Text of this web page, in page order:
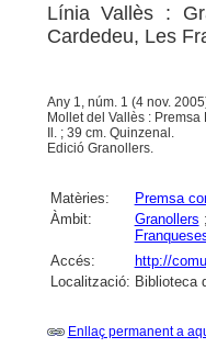
Línia Vallès :
Cardedeu, Les
Any 1, núm. 1 (4 nov.
Mollet del Vallès :
Il. ; 39 cm. Quinzenal.
Edició Granollers.
Matèries: Premsa
Àmbit:
Granollers ;
Accés:
http://
Localització: Biblioteca
Enllaç permanent a